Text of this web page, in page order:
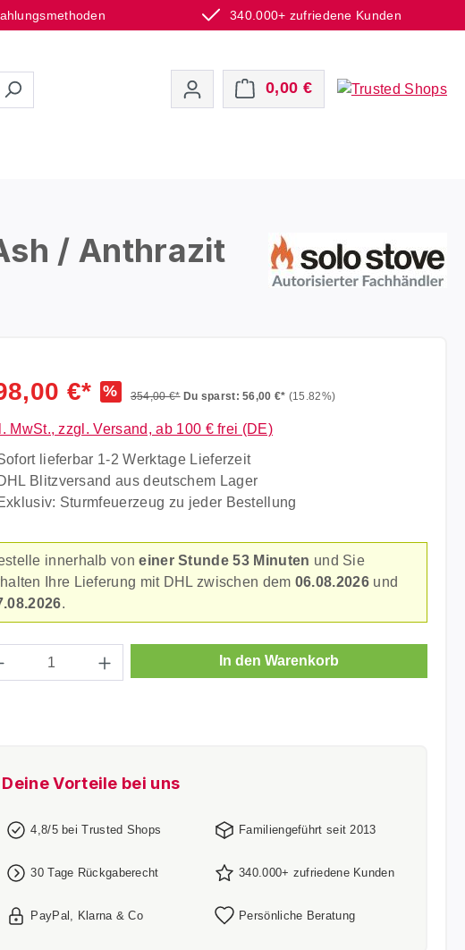
340.000+ zufriedene Kunden
0,00 €Warenkorb enthält 0
/ Anthrazit
€* % 354,00 €* Du sparst: 56,00 €* (15.82%)
MwSt., zzgl. Versand, ab 100 € frei (DE)
lieferbar 1-2 Werktage Lieferzeit
Blitzversand aus deutschem Lager
Sturmfeuerzeug zu jeder Bestellung
innerhalb voneiner Stunde 53 Minuten und Sie
Ihre Lieferung mit DHL zwischen dem 06.08.2026 und
.
Anzahl: Gib den gewünschten Wert ein
In den Warenkorb
Deine Vorteile bei uns
4,8/5 bei Trusted Shops Familiengeführt seit 2013
30 Tage Rückgaberecht 340.000+ zufriedene Kunden
PayPal, Klarna & Co Persönliche Beratung